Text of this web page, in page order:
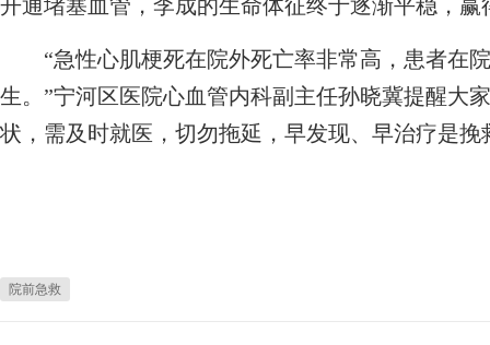
开通堵塞血管，李成的生命体征终于逐渐平稳，赢
“急性心肌梗死在院外死亡率非常高，患者在
生。”宁河区医院心血管内科副主任孙晓冀提醒大
状，需及时就医，切勿拖延，早发现、早治疗是
院前急救